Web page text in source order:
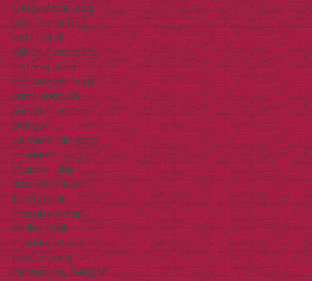
Cetak Paper Bag
Doff Paper bag
doff untuk
kebutuhan acara
instansi atau
perusahaan bisa
kami buatkan
secara custom.
Dengan
pemesanan yang
mudah – harga
murah – dan
kualitas mewah,
tentu tidak
memberatkan
Anda untuk
mendapatkan
produk yang
berkualitas. Dengan